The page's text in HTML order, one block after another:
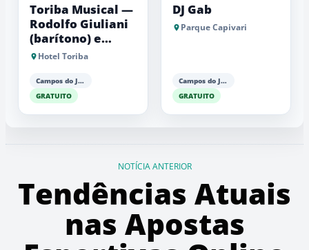
Toriba Musical —
Rodolfo Giuliani
(barítono) e
Antonio Luiz
Hotel Toriba
Campos do Jordão
GRATUITO
DJ Gab
Parque Capivari
Campos do Jordão
GRATUITO
NOTÍCIA ANTERIOR
Tendências Atuais
nas Apostas